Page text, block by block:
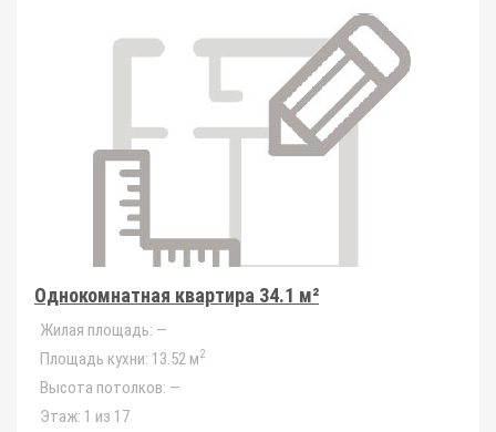
Однокомнатная квартира 34.1 м²
Жилая площадь: —
Площадь кухни: 13.52 м2
Высота потолков: —
Этаж: 1 из 17